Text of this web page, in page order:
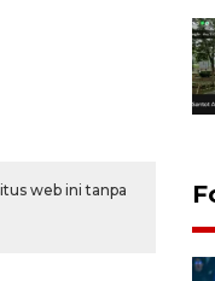
web ini tanpa